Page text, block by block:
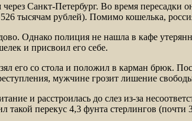
Санкт-Петербург. Во время пересадки
тысячам рублей). Помимо кошелька,
Однако полиция не нашла в кафе
и присвоил его себе.
его со стола и положил в карман брюк.
мужчине грозит лишение
и расстроилась до слез из-за
такой перекус 4,3 фунта стерлингов (почти